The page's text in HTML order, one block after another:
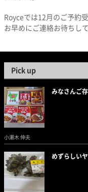
Royceでは12月のご予約
お早めにご連絡お待ちし
Pick up
みなさんご
小瀬木 伸夫
めずらしい